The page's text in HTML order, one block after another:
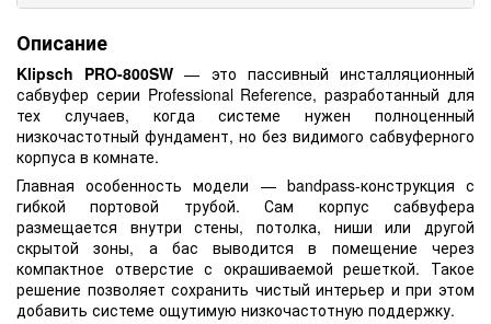
Описание
Klipsch PRO-800SW — это пассивный инсталляционный
сабвуфер серии Professional Reference, разработанный для
тех случаев, когда системе нужен полноценный
низкочастотный фундамент, но без видимого сабвуферного
корпуса в комнате.
Главная особенность модели — bandpass-конструкция с
гибкой портовой трубой. Сам корпус сабвуфера
размещается внутри стены, потолка, ниши или другой
скрытой зоны, а бас выводится в помещение через
компактное отверстие с окрашиваемой решеткой. Такое
решение позволяет сохранить чистый интерьер и при этом
добавить системе ощутимую низкочастотную поддержку.